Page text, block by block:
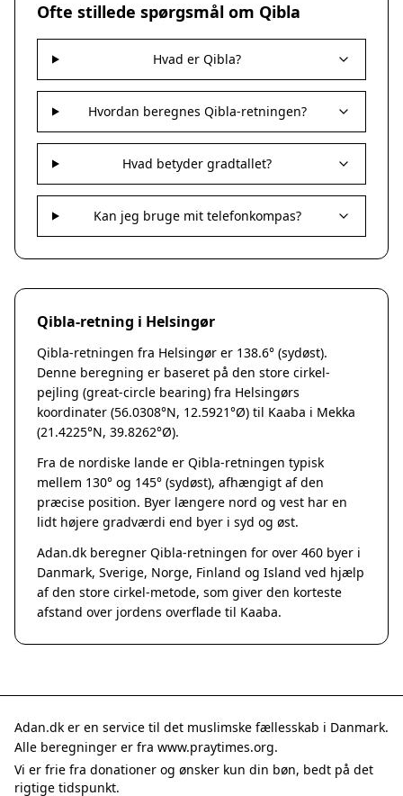
Nykøbing Sjælland
Præstø
Sorø
Stege
Svendstrup
Vordingborg
Assens
Bogense
Faaborg
Kerteminde
Middelfart
Munkebo
Ringe
Rudkøbing
Ebeltoft
Galten
Grenaa
Hedensted
Hinnerup
Hobro
Mariager
Odder
Purhus
Rønde
Tranbjerg
Trustrup
Billund
Ofte stillede spørgsmål om Qibla
Hvad er Qibla?
Hvordan beregnes Qibla-retningen?
Hvad betyder gradtallet?
Kan jeg bruge mit telefonkompas?
Qibla-retning i Helsingør
Qibla-retningen fra Helsingør er 138.6° (sydøst).
Denne beregning er baseret på den store cirkel-
pejling (great-circle bearing) fra Helsingørs
koordinater (56.0308°N, 12.5921°Ø) til Kaaba i Mekka
(21.4225°N, 39.8262°Ø).
Fra de nordiske lande er Qibla-retningen typisk
mellem 130° og 145° (sydøst), afhængigt af den
præcise position. Byer længere nord og vest har en
lidt højere gradværdi end byer i syd og øst.
Adan.dk beregner Qibla-retningen for over 460 byer i
Danmark, Sverige, Norge, Finland og Island ved hjælp
af den store cirkel-metode, som giver den korteste
afstand over jordens overflade til Kaaba.
Adan.dk er en service til det muslimske fællesskab i Danmark.
Alle beregninger er fra www.praytimes.org.
Vi er frie fra donationer og ønsker kun din bøn, bedt på det
rigtige tidspunkt.